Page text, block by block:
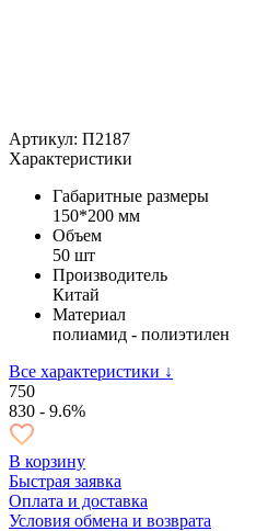
Артикул: П2187
Характеристики
Габаритные размеры
150*200 мм
Объем
50 шт
Производитель
Китай
Материал
полиамид - полиэтилен
Все характеристики ↓
750
830 - 9.6%
В корзину
Быстрая заявка
Оплата и доставка
Условия обмена и возврата